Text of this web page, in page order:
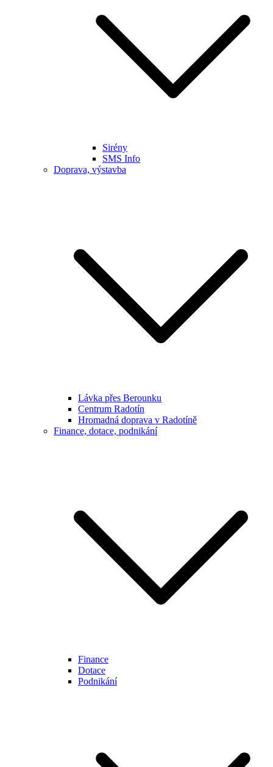
Sirény
SMS Info
Doprava, výstavba
Lávka přes Berounku
Centrum Radotín
Hromadná doprava v Radotíně
Finance, dotace, podnikání
Finance
Dotace
Podnikání